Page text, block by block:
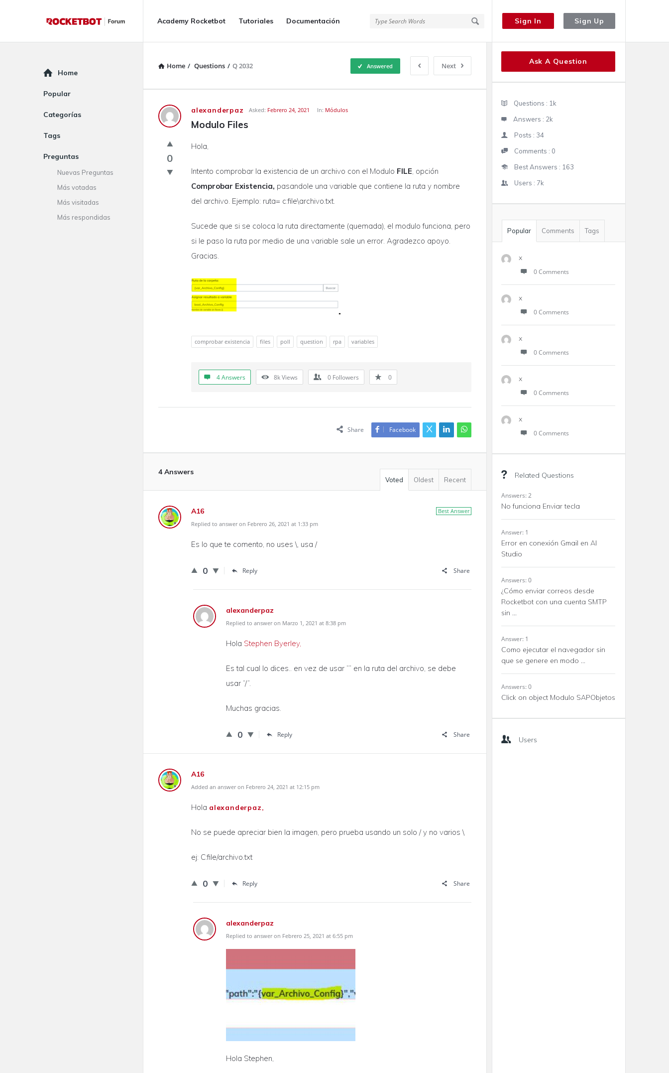
Sign In Sign Up
Forum
Forum
Navigation
Academy Rocketbot Tutoriales Documentación
Home / Questions / Q 2032 Next
Answered
Rocketbot
Forum
Latest
Questions
alexanderpaz Asked: Febrero 24, 2021 In: Módulos
Modulo Files
0
Hola,
Intento comprobar la existencia de un archivo con el Modulo FILE, opción
Comprobar Existencia, pasandole una variable que contiene la ruta y nombre
del archivo. Ejemplo: ruta= c:file\archivo.txt.
Sucede que si se coloca la ruta directamente (quemada), el modulo funciona, pero
si le paso la ruta por medio de una variable sale un error. Agradezco apoyo.
Gracias.
comprobar existencia files poll question rpa variables
4 Answers 8kViews 0 Followers 0
Share Facebook
4 Answers
Voted Oldest Recent
Best Answer
A16
Replied to answer on Febrero 26, 2021 at 1:33 pm
Es lo que te comento, no uses \, usa /
0 Reply Share
alexanderpaz
Replied to answer on Marzo 1, 2021 at 8:38 pm
Hola Stephen Byerley,
Es tal cual lo dices.. en vez de usar “” en la ruta del archivo, se debe
usar “/”.
Muchas gracias.
0 Reply Share
A16
Added an answer on Febrero 24, 2021 at 12:15 pm
Hola alexanderpaz,
No se puede apreciar bien la imagen, pero prueba usando un solo / y no varios \
ej: C:file/archivo.txt
0 Reply Share
alexanderpaz
Replied to answer on Febrero 25, 2021 at 6:55 pm
Hola Stephen,
Sidebar
Ask A Question
Stats
Questions : 1k
Answers : 2k
Posts : 34
Comments : 0
Best Answers : 163
Users : 7k
Popular Comments Tags
x
0 Comments
x
0 Comments
x
0 Comments
x
0 Comments
x
0 Comments
Related Questions
Answers: 2
No funciona Enviar tecla
Answer: 1
Error en conexión Gmail en AI
Studio
Answers: 0
¿Cómo enviar correos desde
Rocketbot con una cuenta SMTP
sin ...
Answer: 1
Como ejecutar el navegador sin
que se genere en modo ...
Answers: 0
Click on object Modulo SAPObjetos
Users
Explore
Home
Popular
Categorías
Tags
Preguntas
Nuevas Preguntas
Más votadas
Más visitadas
Más respondidas